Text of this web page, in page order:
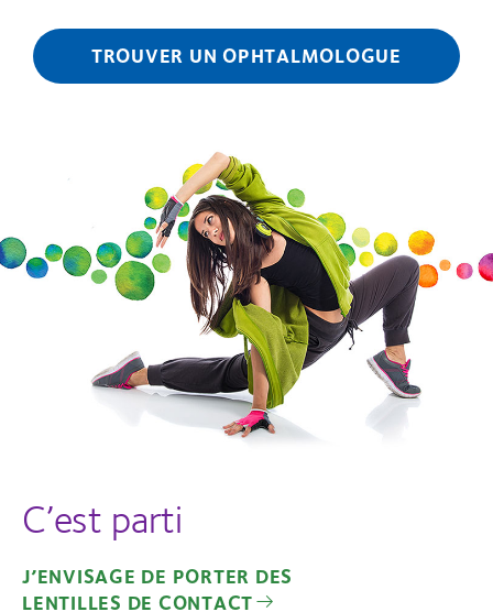
TROUVER UN OPHTALMOLOGUE
C’est parti
J’ENVISAGE DE PORTER DES
LENTILLES DE CONTACT